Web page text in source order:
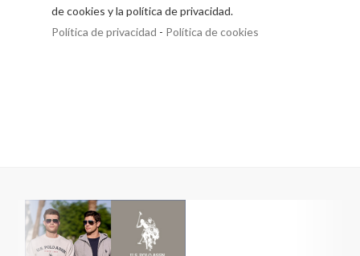
de cookies y la política de privacidad.
Política de privacidad - Política de cookies